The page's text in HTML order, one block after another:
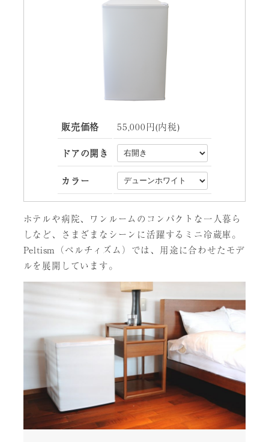
販売価格 55,000円(内税)
ドアの開き
カラー
ホテルや病院、ワンルームのコンパクトな一人暮ら
しなど、さまざまなシーンに活躍するミニ冷蔵庫。
Peltism（ペルチィズム）では、用途に合わせたモデ
ルを展開しています。